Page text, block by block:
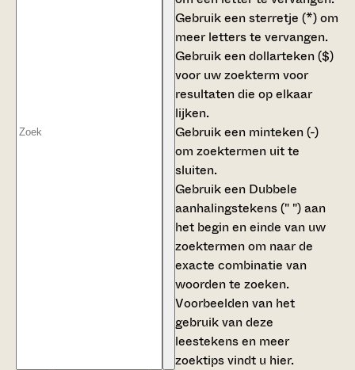
Gebruik eensterretje (*)om
meer letters te vervangen.
Gebruik eendollarteken ($)
voor uw zoekterm voor
resultaten die op elkaar
lijken.
Gebruik een minteken (-)
om zoektermen uit te
sluiten.
Gebruik een Dubbele
aanhalingstekens (" ")aan
het begin en einde van uw
zoektermen om naar de
exacte combinatie van
woorden te zoeken.
Voorbeelden van het
gebruik van deze
leestekens en meer
zoektips vindt u hier.